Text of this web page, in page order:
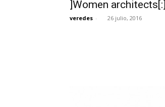
]Women architects[:]
veredes - 26 julio, 2016